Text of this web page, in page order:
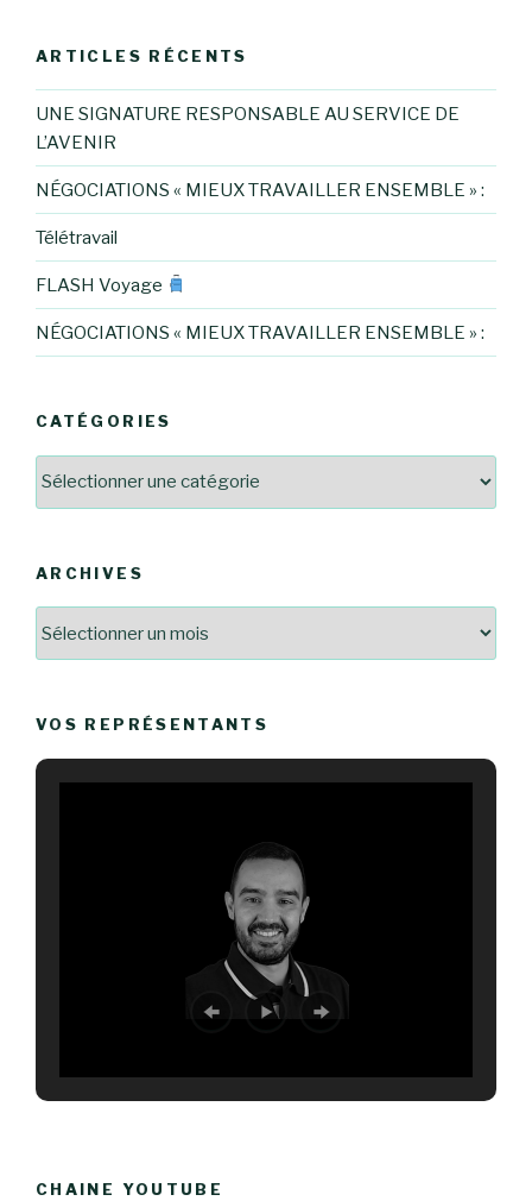
ARTICLES RÉCENTS
UNE SIGNATURE RESPONSABLE AU SERVICE DE
L’AVENIR
NÉGOCIATIONS « MIEUX TRAVAILLER ENSEMBLE » :
Télétravail
FLASH Voyage
NÉGOCIATIONS « MIEUX TRAVAILLER ENSEMBLE » :
CATÉGORIES
ARCHIVES
VOS REPRÉSENTANTS
CHAINE YOUTUBE